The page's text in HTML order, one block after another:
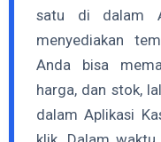
satu di dalam
menyediakan
Anda bisa
harga, dan stok,
dalam Aplikasi